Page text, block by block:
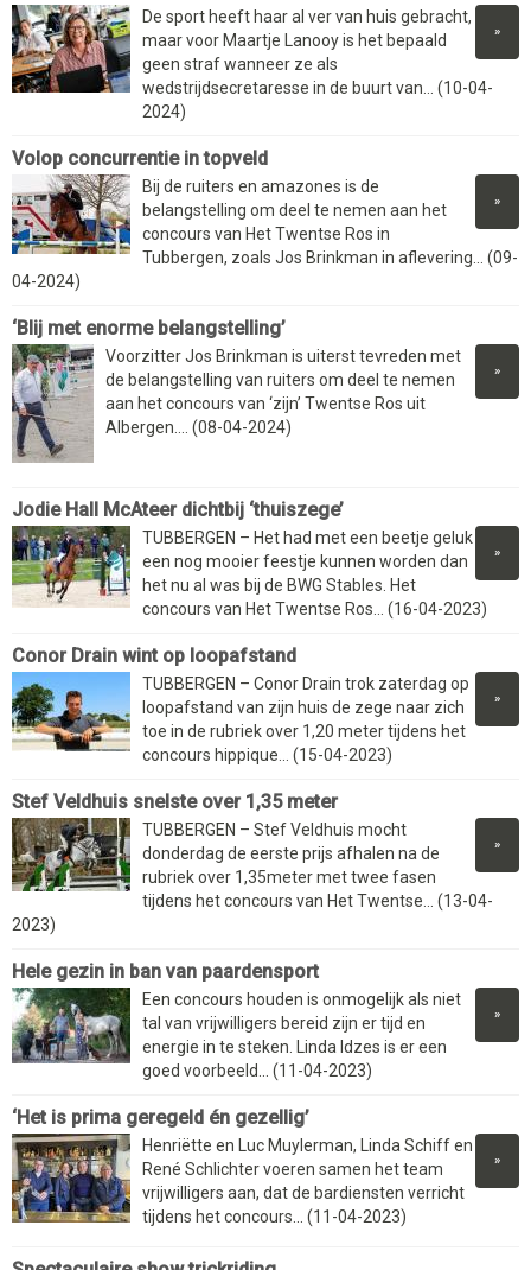
»
De sport heeft haar al ver van huis gebracht,
maar voor Maartje Lanooy is het bepaald
geen straf wanneer ze als
wedstrijdsecretaresse in de buurt van... (10-04-
2024)
Volop concurrentie in topveld
»
Bij de ruiters en amazones is de
belangstelling om deel te nemen aan het
concours van Het Twentse Ros in
Tubbergen, zoals Jos Brinkman in aflevering... (09-
04-2024)
‘Blij met enorme belangstelling’
»
Voorzitter Jos Brinkman is uiterst tevreden met
de belangstelling van ruiters om deel te nemen
aan het concours van ‘zijn’ Twentse Ros uit
Albergen.... (08-04-2024)
Jodie Hall McAteer dichtbij ‘thuiszege’
»
TUBBERGEN – Het had met een beetje geluk
een nog mooier feestje kunnen worden dan
het nu al was bij de BWG Stables. Het
concours van Het Twentse Ros... (16-04-2023)
Conor Drain wint op loopafstand
»
TUBBERGEN – Conor Drain trok zaterdag op
loopafstand van zijn huis de zege naar zich
toe in de rubriek over 1,20 meter tijdens het
concours hippique... (15-04-2023)
Stef Veldhuis snelste over 1,35 meter
»
TUBBERGEN – Stef Veldhuis mocht
donderdag de eerste prijs afhalen na de
rubriek over 1,35meter met twee fasen
tijdens het concours van Het Twentse... (13-04-
2023)
Hele gezin in ban van paardensport
»
Een concours houden is onmogelijk als niet
tal van vrijwilligers bereid zijn er tijd en
energie in te steken. Linda Idzes is er een
goed voorbeeld... (11-04-2023)
‘Het is prima geregeld én gezellig’
»
Henriëtte en Luc Muylerman, Linda Schiff en
René Schlichter voeren samen het team
vrijwilligers aan, dat de bardiensten verricht
tijdens het concours... (11-04-2023)